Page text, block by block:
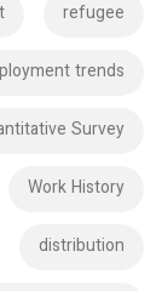
refugee
trends
Survey
Work History
distribution